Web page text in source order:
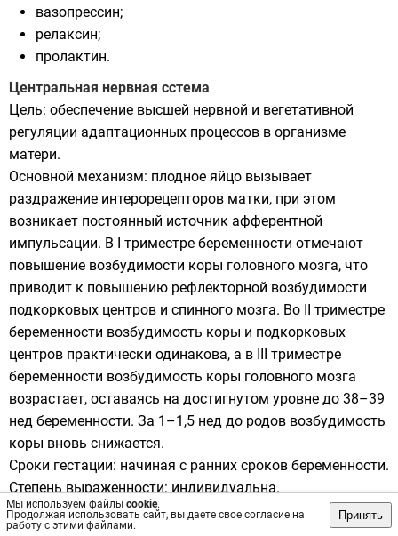
Мы используем файлы cookie.
Продолжая использовать сайт, вы даете свое согласие на
работу с этими файлами.
Принять
вазопрессин;
релаксин;
пролактин.
Центральная нервная сстема
Цель: обеспечение высшей нервной и вегетативной
регуляции адаптационных процессов в организме
матери.
Основной механизм: плодное яйцо вызывает
раздражение интерорецепторов матки, при этом
возникает постоянный источник афферентной
импульсации. В I триместре беременности отмечают
повышение возбудимости коры головного мозга, что
приводит к повышению рефлекторной возбудимости
подкорковых центров и спинного мозга. Во II триместре
беременности возбудимость коры и подкорковых
центров практически одинакова, а в III триместре
беременности возбудимость коры головного мозга
возрастает, оставаясь на достигнутом уровне до 38–39
нед беременности. За 1–1,5 нед до родов возбудимость
коры вновь снижается.
Сроки гестации: начиная с ранних сроков беременности.
Степень выраженности: индивидуальна.
Следствие: формирование доминанты беременности.